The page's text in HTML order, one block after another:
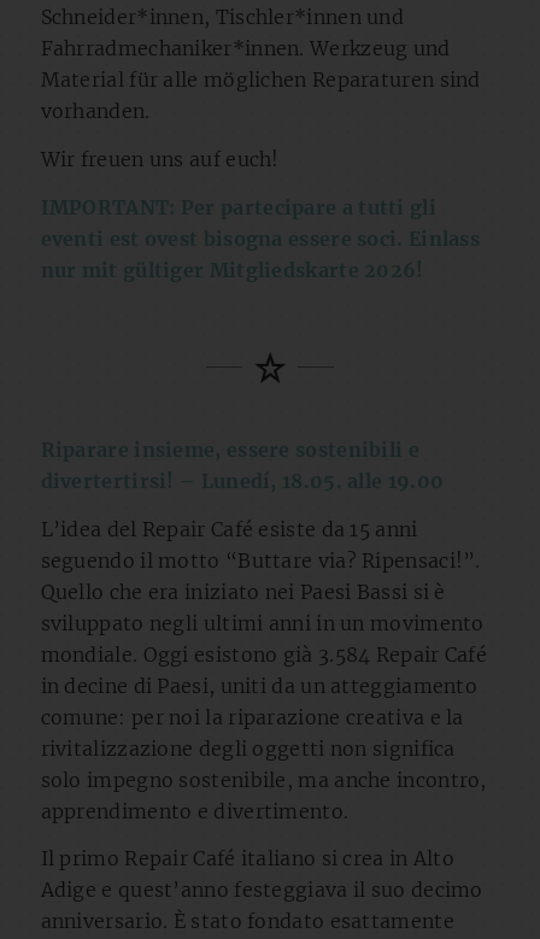
Schneider*innen, Tischler*innen und
Fahrradmechaniker*innen. Werkzeug und
Material für alle möglichen Reparaturen sind
vorhanden.
Wir freuen uns auf euch!
IMPORTANT: Per partecipare a tutti gli
eventi est ovest bisogna essere soci. Einlass
nur mit gültiger Mitgliedskarte 2026!
Riparare insieme, essere sostenibili e
divertertirsi! – Lunedí, 18.05. alle 19.00
L’idea del Repair Café esiste da 15 anni
seguendo il motto “Buttare via? Ripensaci!”.
Quello che era iniziato nei Paesi Bassi si è
sviluppato negli ultimi anni in un movimento
mondiale. Oggi esistono già 3.584 Repair Café
in decine di Paesi, uniti da un atteggiamento
comune: per noi la riparazione creativa e la
rivitalizzazione degli oggetti non significa
solo impegno sostenibile, ma anche incontro,
apprendimento e divertimento.
Il primo Repair Café italiano si crea in Alto
Adige e quest’anno festeggiava il suo decimo
anniversario. È stato fondato esattamente